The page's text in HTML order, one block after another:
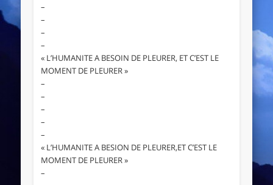
–
–
–
–
« L’HUMANITE A BESOIN DE PLEURER, ET C’EST LE
MOMENT DE PLEURER »
–
–
–
–
–
« L’HUMANITE A BESION DE PLEURER,ET C’EST LE
MOMENT DE PLEURER »
–